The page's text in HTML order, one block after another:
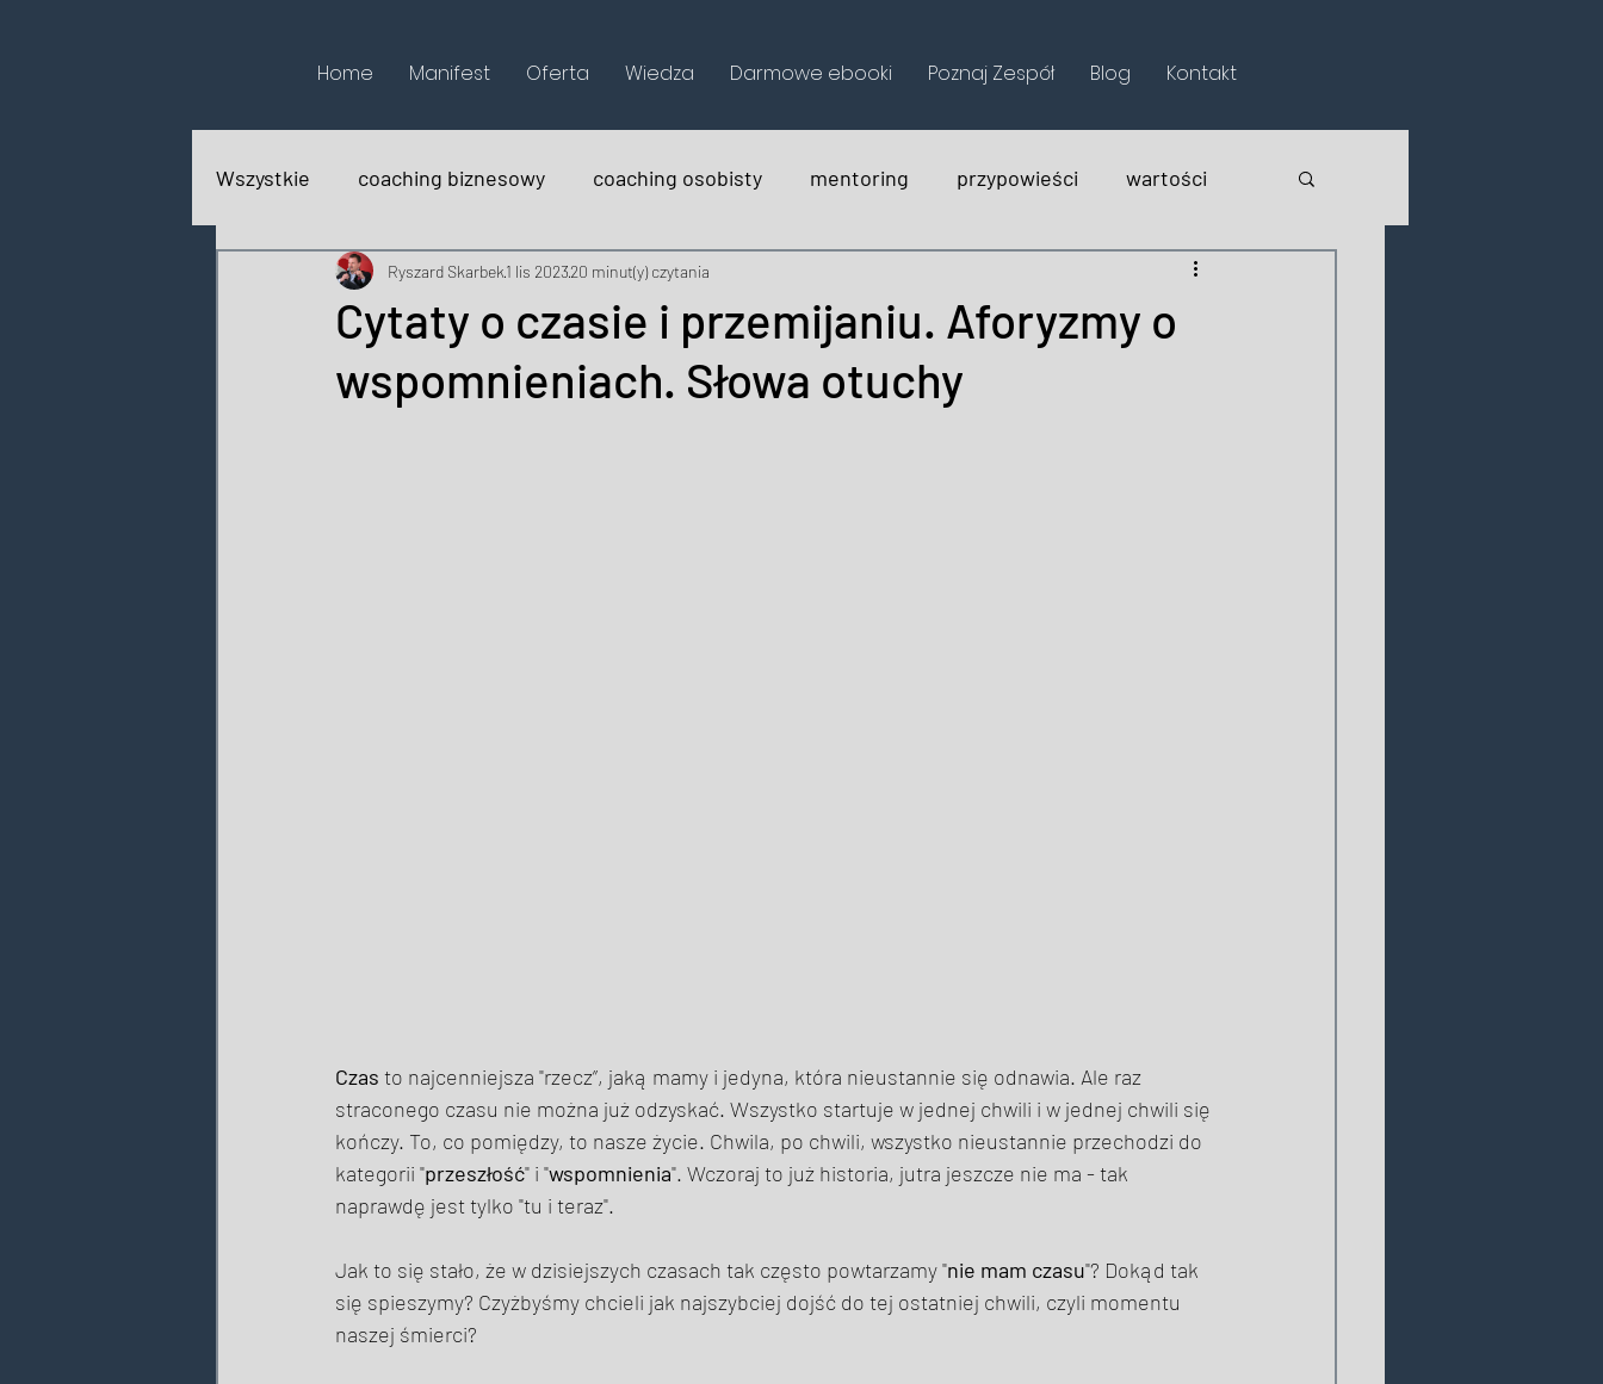
Home Manifest Oferta Wiedza Darmowe ebooki Poznaj Zespół Blog Kontakt
Wszystkie coaching biznesowy coaching osobisty mentoring przypowieści wartości
biografie recenzje książek na wesoło
Cytaty o czasie i przemijaniu. Aforyzmy o
wspomnieniach. Słowa otuchy
Ryszard Skarbek1 lis 202320 minut(y) czytania
Czas to najcenniejsza "rzecz”, jaką mamy i jedyna, która nieustannie się odnawia. Ale raz
straconego czasu nie można już odzyskać. Wszystko startuje w jednej chwili i w jednej chwili się
kończy. To, co pomiędzy, to nasze życie. Chwila, po chwili, wszystko nieustannie przechodzi do
kategorii "przeszłość" i "wspomnienia". Wczoraj to już historia, jutra jeszcze nie ma - tak
naprawdę jest tylko "tu i teraz".
Jak to się stało, że w dzisiejszych czasach tak często powtarzamy "nie mam czasu"? Dokąd tak
się spieszymy? Czyżbyśmy chcieli jak najszybciej dojść do tej ostatniej chwili, czyli momentu
naszej śmierci?